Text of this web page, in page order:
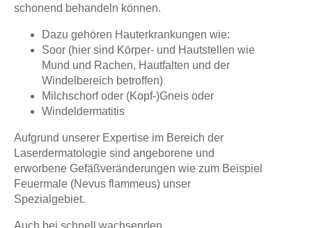
schonend behandeln können.
Dazu gehören Hauterkrankungen wie:
Soor (hier sind Körper- und Hautstellen wie
Mund und Rachen, Hautfalten und der
Windelbereich betroffen)
Milchschorf oder (Kopf-)Gneis oder
Windeldermatitis
Aufgrund unserer Expertise im Bereich der
Laserdermatologie sind angeborene und
erworbene Gefäßveränderungen wie zum Beispiel
Feuermale (Nevus flammeus) unser
Spezialgebiet.
Auch bei schnell wachsenden